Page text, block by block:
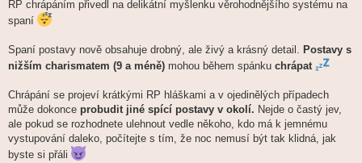
RP chrápáním přivedl na delikátní myšlenku věrohodnějšího systému na
spaní
Spaní postavy nově obsahuje drobný, ale živý a krásný detail. Postavy s
nižším charismatem (9 a méně) mohou během spánku chrápat
Chrápání se projeví krátkými RP hláškami a v ojedinělých případech
může dokonce probudit jiné spící postavy v okolí. Nejde o častý jev,
ale pokud se rozhodnete ulehnout vedle někoho, kdo má k jemnému
vystupování daleko, počítejte s tím, že noc nemusí být tak klidná, jak
byste si přáli